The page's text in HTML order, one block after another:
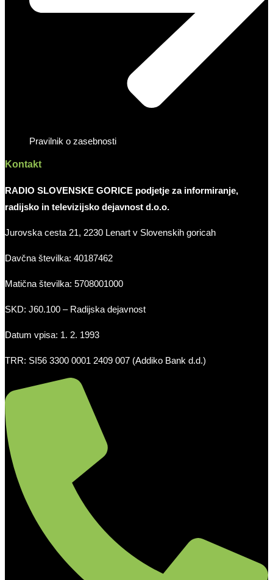
Pravilnik o zasebnosti
Kontakt
RADIO SLOVENSKE GORICE podjetje za informiranje,
radijsko in televizijsko dejavnost d.o.o.
Jurovska cesta 21, 2230 Lenart v Slovenskih goricah
Davčna številka: 40187462
Matična številka: 5708001000
SKD: J60.100 – Radijska dejavnost
Datum vpisa: 1. 2. 1993
TRR: SI56 3300 0001 2409 007 (Addiko Bank d.d.)